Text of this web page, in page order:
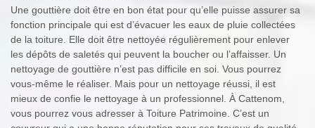
Une gouttière doit être en bon état pour qu’elle puisse assurer sa
fonction principale qui est d’évacuer les eaux de pluie collectées
de la toiture. Elle doit être nettoyée régulièrement pour enlever
les dépôts de saletés qui peuvent la boucher ou l’affaisser. Un
nettoyage de gouttière n’est pas difficile en soi. Vous pourrez
vous-même le réaliser. Mais pour un nettoyage réussi, il est
mieux de confie le nettoyage à un professionnel. À Cattenom,
vous pourrez vous adresser à Toiture Patrimoine. C’est un